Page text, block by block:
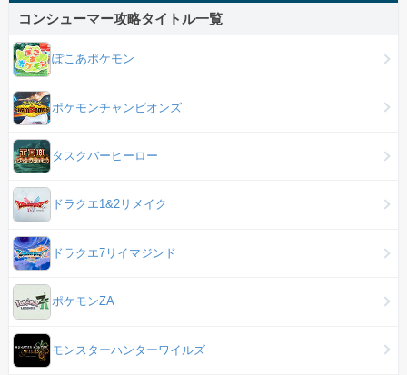
コンシューマー攻略タイトル一覧
ぽこあポケモン
ポケモンチャンピオンズ
タスクバーヒーロー
ドラクエ1&2リメイク
ドラクエ7リイマジンド
ポケモンZA
モンスターハンターワイルズ